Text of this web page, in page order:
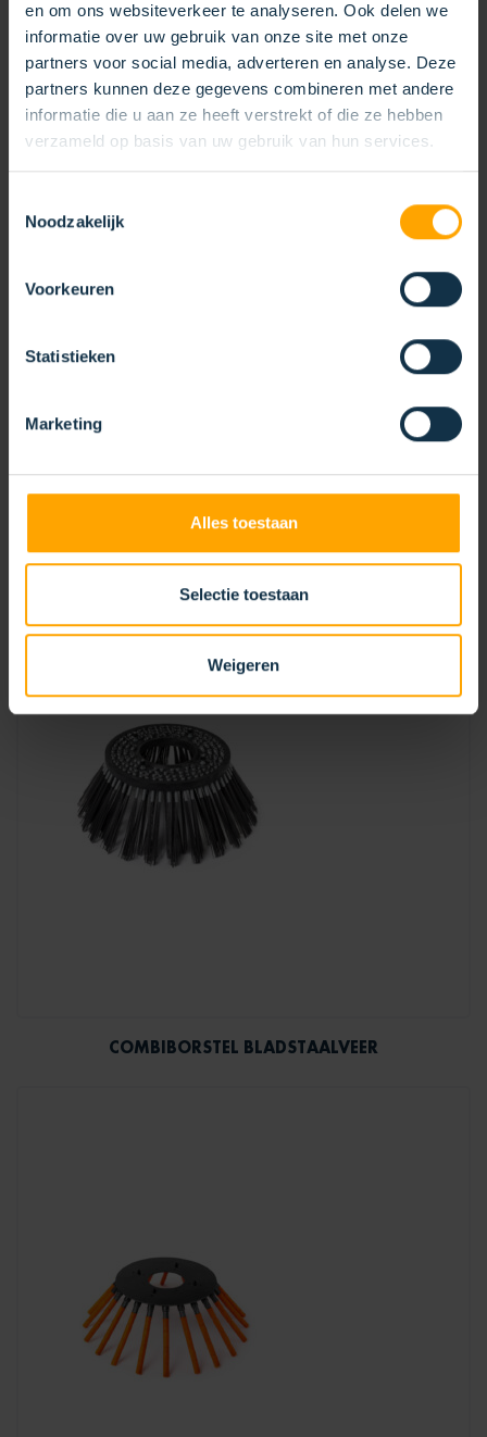
en om ons websiteverkeer te analyseren. Ook delen we
informatie over uw gebruik van onze site met onze
partners voor social media, adverteren en analyse. Deze
partners kunnen deze gegevens combineren met andere
informatie die u aan ze heeft verstrekt of die ze hebben
verzameld op basis van uw gebruik van hun services.
Noodzakelijk
Voorkeuren
Statistieken
Marketing
Alles toestaan
Selectie toestaan
Weigeren
GOOTBORSTEL STALEN PLAAT
COMBIBORSTEL BLADSTAALVEER